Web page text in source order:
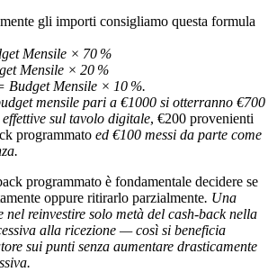
gli importi consigliamo questa formula
Mensile × 70 %
Mensile × 20 %
Budget Mensile × 10 %.
mensile pari a €1000 si otterranno €700
sul tavolo digitale, €200 provenienti
programmato ed €100 messi da parte come
programmato è fondamentale decidere se
oppure ritirarlo parzialmente. Una
nel reinvestire solo metà del cash‑back nella
alla ricezione — così si beneficia
sui punti senza aumentare drasticamente